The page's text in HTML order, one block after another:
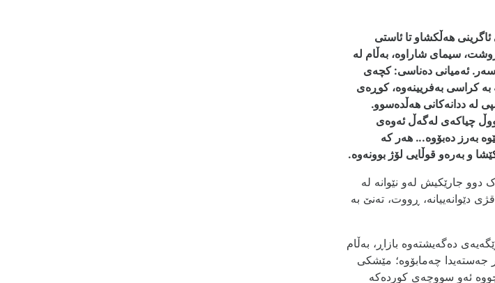
ھەڵکشاو تائاستی
سیمای شاراوە، بەڵام لە
ئەمیانی دەناسی: کچەی
بەکراسی بەفریینەوە، کوڕەی
لە ددانەکانی ھەڵدەسوو.
چیاکەی لەگەڵ ئەوەی
بەرز دەبۆوە... ھەر کە
و بەرەو قوڵایی لۆژ بوونەوە.
دوو جارێکیش لەو نێوانە لە
دێوانەییانە، ڕووت، تەنێ بە
دەگەیشتەوە بازاڕ، بەڵام
جەستەیدا چەمابۆوە؛ مێشکی
چووە ئەو سووچەی کوردەکە